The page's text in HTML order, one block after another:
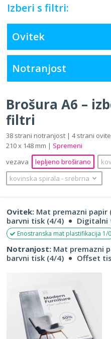
Izberi s filtri:
Ovitek
Notranjost
Brošura A6 –
filtri
38 strani notranjost | 4 strani
210 x 148 mm | Spremeni
vezava
lepljeno broširano
kovinska spirala ‐ srebrna
Ovitek: Mat premazni papir
barvni tisk (4/4)
Digitalni
Enostranska mat plastifikacija 1/0
Notranjost: Mat premazni
barvni tisk (4/4)
Offset